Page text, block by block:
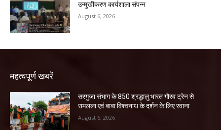
उन्मुखीकरण कार्यशाला संपन्न
August 6, 2026
महत्वपूर्ण खबरें
सरगुजा संभाग के 850 श्रद्धालु भारत गौरव ट्रेन से
रामलला एवं बाबा विश्वनाथ के दर्शन के लिए रवाना
August 6, 2026